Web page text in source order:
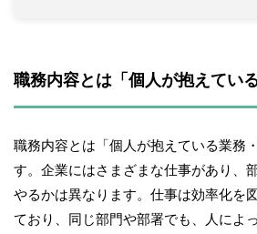
職務内容とは「個人が抱えてい
職務内容とは「個人が抱えている業務
す。企業にはさまざまな仕事があり、
やるかは異なります。仕事は効率化を
ており、同じ部門や部署でも、人によ